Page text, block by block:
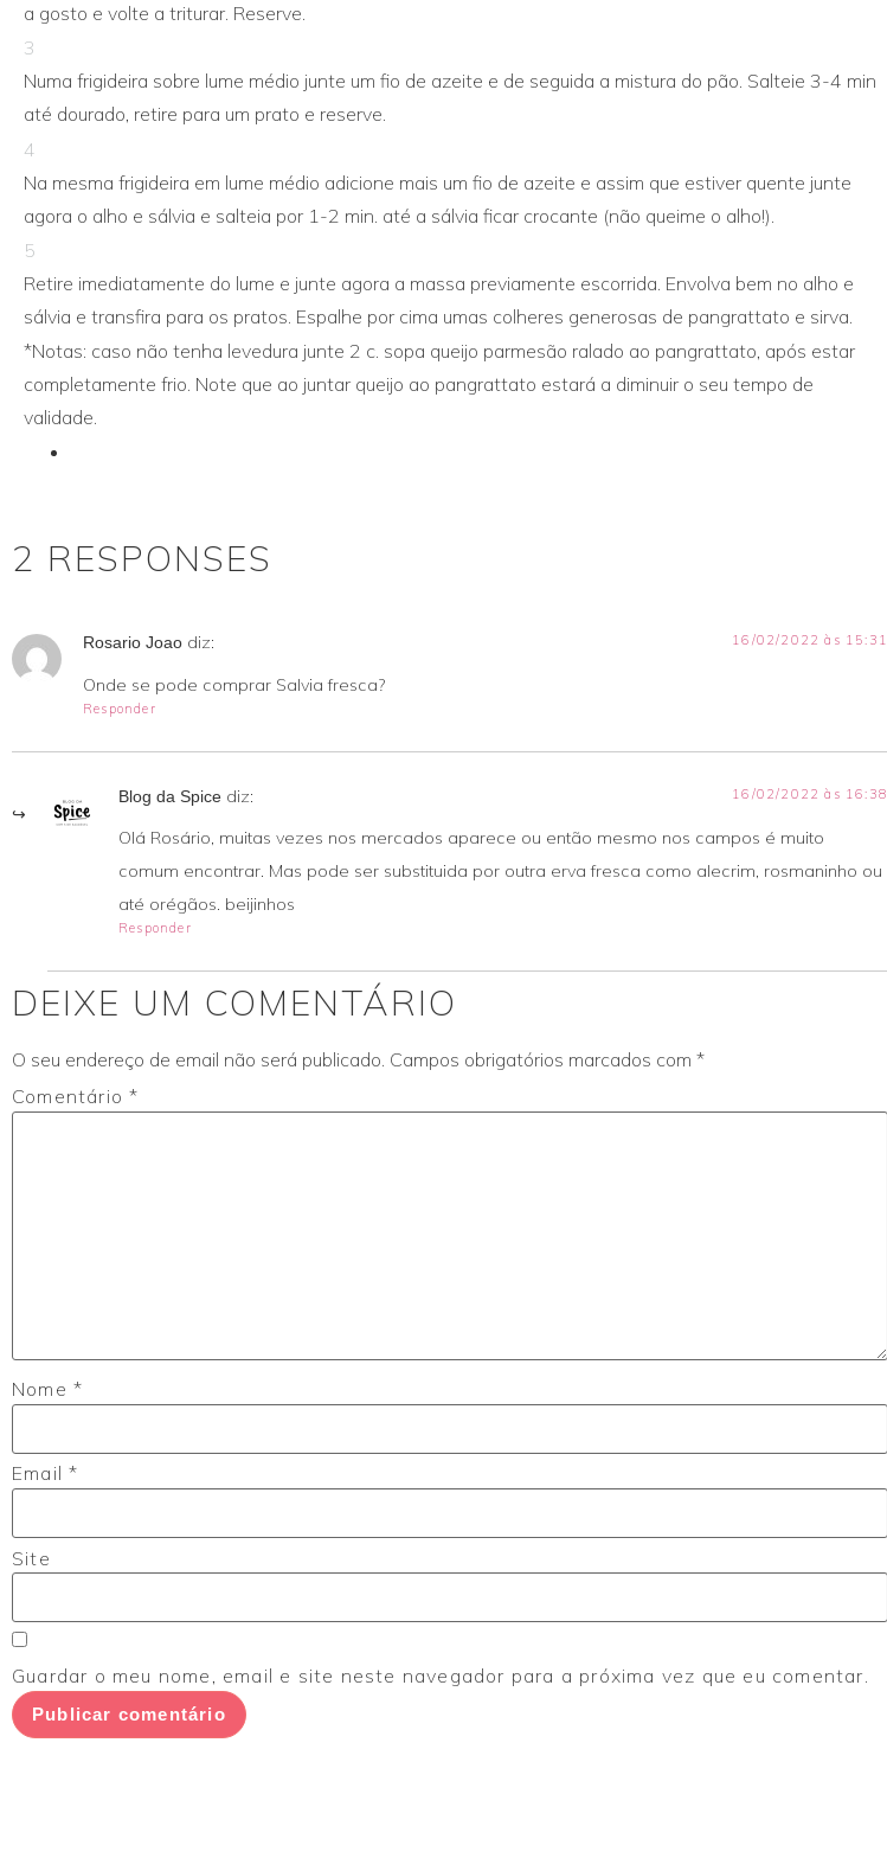
a gosto e volte a triturar. Reserve.
3
Numa frigideira sobre lume médio junte um fio de azeite e de seguida a mistura do pão. Salteie 3-4 min
até dourado, retire para um prato e reserve.
4
Na mesma frigideira em lume médio adicione mais um fio de azeite e assim que estiver quente junte
agora o alho e sálvia e salteia por 1-2 min. até a sálvia ficar crocante (não queime o alho!).
5
Retire imediatamente do lume e junte agora a massa previamente escorrida. Envolva bem no alho e
sálvia e transfira para os pratos. Espalhe por cima umas colheres generosas de pangrattato e sirva.
*Notas: caso não tenha levedura junte 2 c. sopa queijo parmesão ralado ao pangrattato, após estar
completamente frio. Note que ao juntar queijo ao pangrattato estará a diminuir o seu tempo de
validade.
2 RESPONSES
Rosario Joao diz: 16/02/2022 às 15:31
Onde se pode comprar Salvia fresca?
Responder
Blog da Spice diz: 16/02/2022 às 16:38
Olá Rosário, muitas vezes nos mercados aparece ou então mesmo nos campos é muito
comum encontrar. Mas pode ser substituida por outra erva fresca como alecrim, rosmaninho ou
até orégãos. beijinhos
Responder
DEIXE UM COMENTÁRIO
O seu endereço de email não será publicado. Campos obrigatórios marcados com *
Comentário*
Nome *
Email*
Site
Guardar o meu nome, email e site neste navegador para a próxima vez que eu comentar.